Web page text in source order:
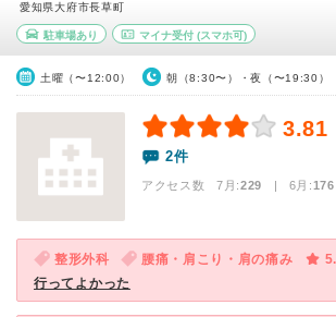
愛知県大府市長草町
駐車場あり マイナ受付(スマホ可)
土曜（〜12:00） 朝（8:30〜）・夜（〜19:30）
3.81
2件
アクセス数 7月:229 | 6月:176
整形外科 腰痛・肩こり・肩の痛み
行ってよかった